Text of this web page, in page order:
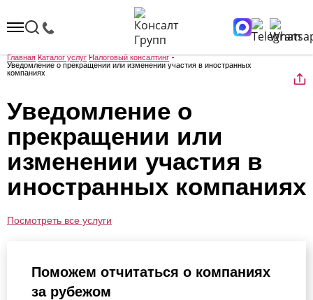
Главная Каталог услуг Налоговый консалтинг
Уведомление о прекращении или изменении участия в иностранных
компаниях
Уведомление о
прекращении или
изменении участия в
иностранных компаниях
Посмотреть все услуги
Поможем отчитаться о компаниях
за рубежом